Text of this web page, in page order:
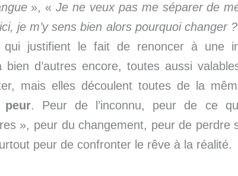
», «Je ne veux pas me séparer de
je m’y sens bien alors pourquoi changer ?
qui justifient le fait de renoncer à une
bien d’autres encore, toutes aussi
mais elles découlent toutes de la
peur. Peur de l’inconnu, peur de ce
», peur du changement, peur de perdre
peur de confronter le rêve à la réalité.